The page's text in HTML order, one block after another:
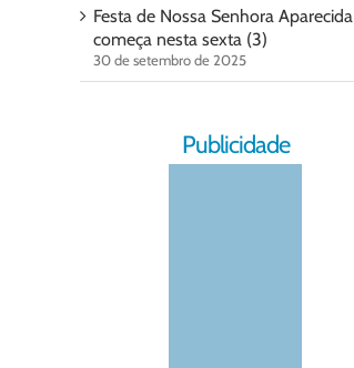
Festa de Nossa Senhora Aparecida
começa nesta sexta (3)
30 de setembro de 2025
Publicidade